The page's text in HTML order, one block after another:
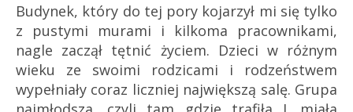
Budynek, który do tej pory kojarzył mi się tylko
z pustymi murami i kilkoma pracownikami,
nagle zaczął tętnić życiem. Dzieci w różnym
wieku ze swoimi rodzicami i rodzeństwem
wypełniały coraz liczniej największą salę. Grupa